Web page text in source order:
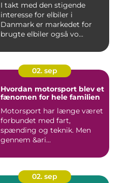
I takt med den stigende
interesse for elbiler i
Danmark er markedet for
brugte elbiler også vo...
02. sep
Hvordan motorsport blev et
fænomen for hele familien
Motorsport har længe været
forbundet med fart,
spænding og teknik. Men
gennem &ari...
02. sep